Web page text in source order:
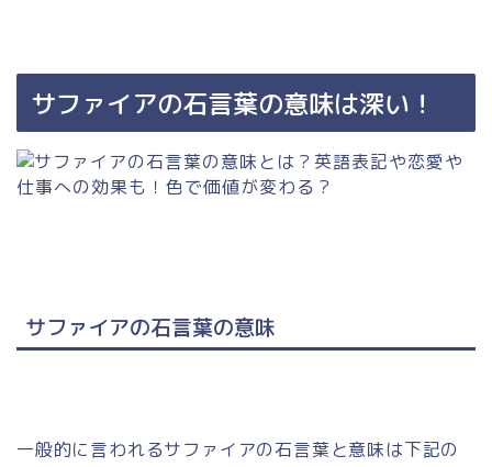
サファイアの石言葉の意味は深い！
サファイアの石言葉の意味
一般的に言われるサファイアの石言葉と意味は下記の